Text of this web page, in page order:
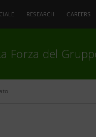
RESEARCH CAREERS
Forza del